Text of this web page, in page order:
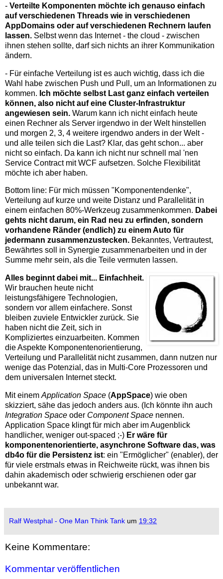
- Verteilte Komponenten möchte ich genauso einfach
auf verschiedenen Threads wie in verschiedenen
AppDomains oder auf verschiedenen Rechnern laufen
lassen. Selbst wenn das Internet - the cloud - zwischen
ihnen stehen sollte, darf sich nichts an ihrer Kommunikation
ändern.
- Für einfache Verteilung ist es auch wichtig, dass ich die
Wahl habe zwischen Push und Pull, um an Informationen zu
kommen. Ich möchte selbst Last ganz einfach verteilen
können, also nicht auf eine Cluster-Infrastruktur
angewiesen sein. Warum kann ich nicht einfach heute
einen Rechner als Server irgendwo in der Welt hinstellen
und morgen 2, 3, 4 weitere irgendwo anders in der Welt -
und alle teilen sich die Last? Klar, das geht schon... aber
nicht so einfach. Da kann ich nicht nur schnell mal 'nen
Service Contract mit WCF aufsetzen. Solche Flexibilität
möchte ich aber haben.
Bottom line: Für mich müssen "Komponentendenke",
Verteilung auf kurze und weite Distanz und Parallelität in
einem einfachen 80%-Werkzeug zusammenkommen. Dabei
gehts nicht darum, ein Rad neu zu erfinden, sondern
vorhandene Ränder (endlich) zu einem Auto für
jedermann zusammenzustecken. Bekanntes, Vertrautest,
Bewährtes soll in Synergie zusammenarbeiten und in der
Summe mehr sein, als die Teile vermuten lassen.
Alles beginnt dabei mit... Einfachheit.
Wir brauchen heute nicht
leistungsfähigere Technologien,
sondern vor allem einfachere. Sonst
bleiben zuviele Entwickler zurück. Sie
haben nicht die Zeit, sich in
Kompliziertes einzuarbeiten. Kommen
die Aspekte Komponentenorientierung,
Verteilung und Parallelität nicht zusammen, dann nutzen nur
wenige das Potenzial, das in Multi-Core Prozessoren und
dem universalen Internet steckt.
Mit einem Application Space (AppSpace) wie oben
skizziert, sähe das jedoch anders aus. (Ich könnte ihn auch
Integration Space oder Component Space nennen.
Application Space klingt für mich aber im Augenblick
handlicher, weniger out-spaced ;-) Er wäre für
komponentenorientierte, asynchrone Software das, was
db4o für die Persistenz ist: ein "Ermöglicher" (enabler), der
für viele erstmals etwas in Reichweite rückt, was ihnen bis
dahin akademisch oder schwierig erschienen oder gar
unbekannt war.
Ralf Westphal - One Man Think Tank um 19:32
Keine Kommentare:
Kommentar veröffentlichen